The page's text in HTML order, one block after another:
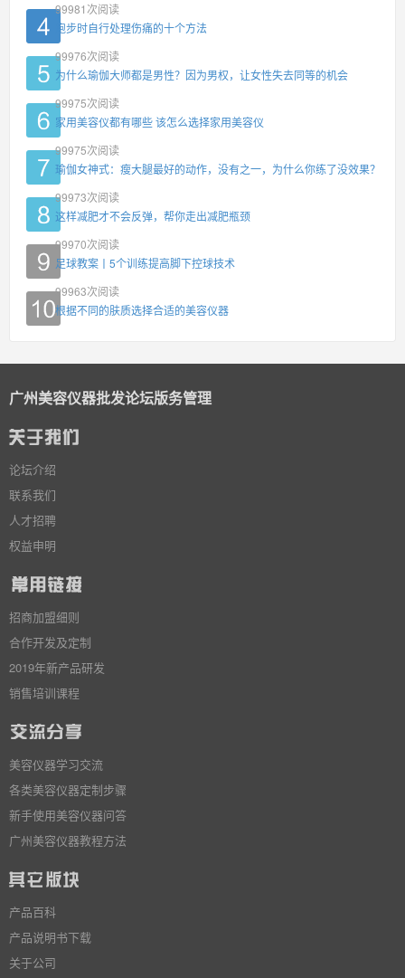
99981 次阅读
跑步时自行处理伤痛的十个方法
99976次阅读
为什么瑜伽大师都是男性？因为男权，让女性失去同等的机会
99975次阅读
家用美容仪都有哪些 该怎么选择家用美容仪
99975次阅读
瑜伽女神式：瘦大腿最好的动作，没有之一，为什么你练了没效果？
99973次阅读
这样减肥才不会反弹，帮你走出减肥瓶颈
99970次阅读
足球教案丨5个训练提高脚下控球技术
99963次阅读
根据不同的肤质选择合适的美容仪器
广州美容仪器批发论坛版务管理
论坛介绍
联系我们
人才招聘
权益申明
招商加盟细则
合作开发及定制
2019年新产品研发
销售培训课程
美容仪器学习交流
各类美容仪器定制步骤
新手使用美容仪器问答
广州美容仪器教程方法
产品百科
产品说明书下载
关于公司